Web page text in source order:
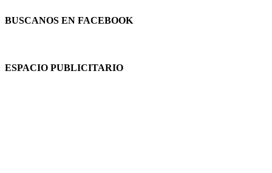
BUSCANOS EN FACEBOOK
ESPACIO PUBLICITARIO